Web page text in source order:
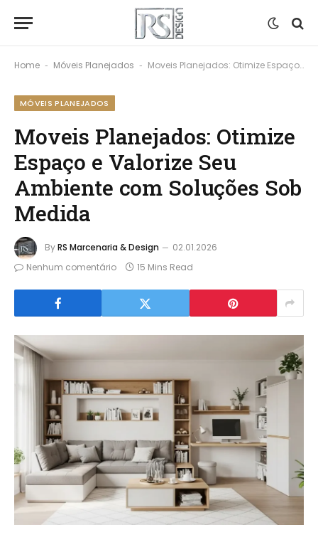
Home - Móveis Planejados - Moveis Planejados: Otimize Espaço e Valorize Seu Ambiente com Soluções Sob Medida
MÓVEIS PLANEJADOS
Moveis Planejados: Otimize
Espaço e Valorize Seu
Ambiente com Soluções Sob
Medida
ByRS Marcenaria & Design
02.01.2026
Nenhum comentário
15 Mins Read